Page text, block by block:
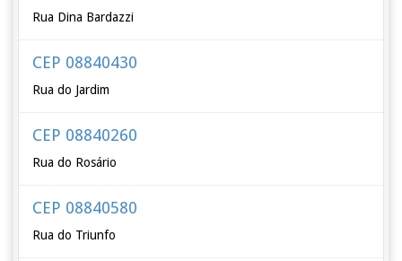
Rua Dina Bardazzi
CEP 08840430
Rua do Jardim
CEP 08840260
Rua do Rosário
CEP 08840580
Rua do Triunfo